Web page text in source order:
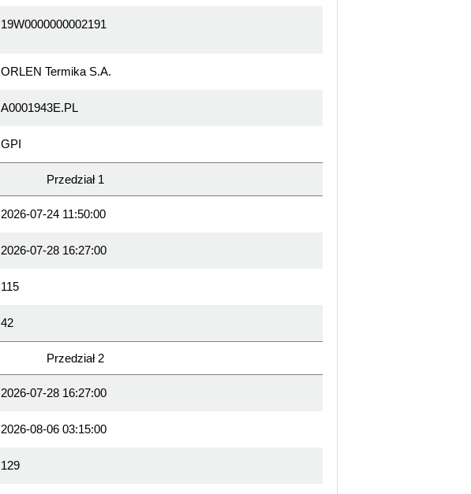
19W0000000002191
ORLEN Termika S.A.
A0001943E.PL
GPI
Przedział 1
2026-07-24 11:50:00
2026-07-28 16:27:00
115
42
Przedział 2
2026-07-28 16:27:00
2026-08-06 03:15:00
129